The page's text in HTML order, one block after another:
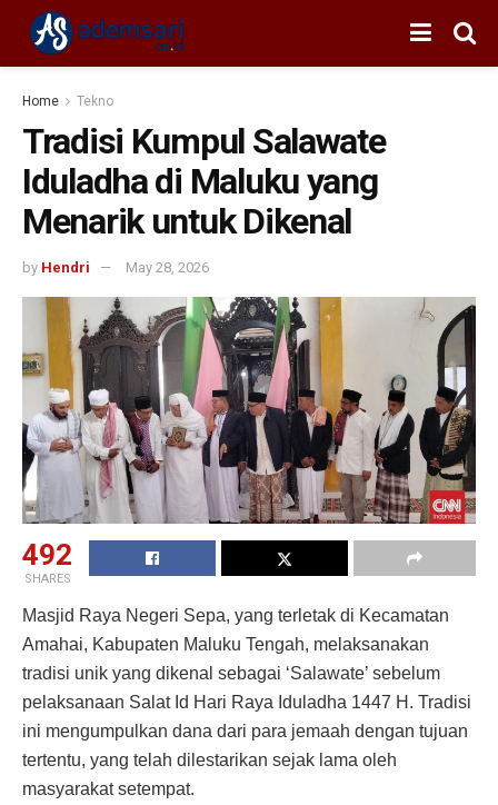
Home Tekno
Tradisi Kumpul Salawate
Iduladha di Maluku yang
Menarik untuk Dikenal
by Hendri May 28, 2026
492
SHARES
Masjid Raya Negeri Sepa, yang terletak di Kecamatan
Amahai, Kabupaten Maluku Tengah, melaksanakan
tradisi unik yang dikenal sebagai ‘Salawate’ sebelum
pelaksanaan Salat Id Hari Raya Iduladha 1447 H. Tradisi
ini mengumpulkan dana dari para jemaah dengan tujuan
tertentu, yang telah dilestarikan sejak lama oleh
masyarakat setempat.